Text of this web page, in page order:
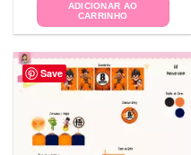
ADICIONAR AO
CARRINHO
Save